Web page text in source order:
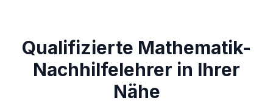
Qualifizierte Mathematik-
Nachhilfelehrer in Ihrer
Nähe